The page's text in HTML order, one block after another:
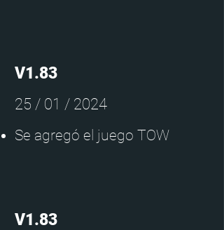
V1.83
25 / 01 / 2024
Se agregó el juego TOW
V1.83